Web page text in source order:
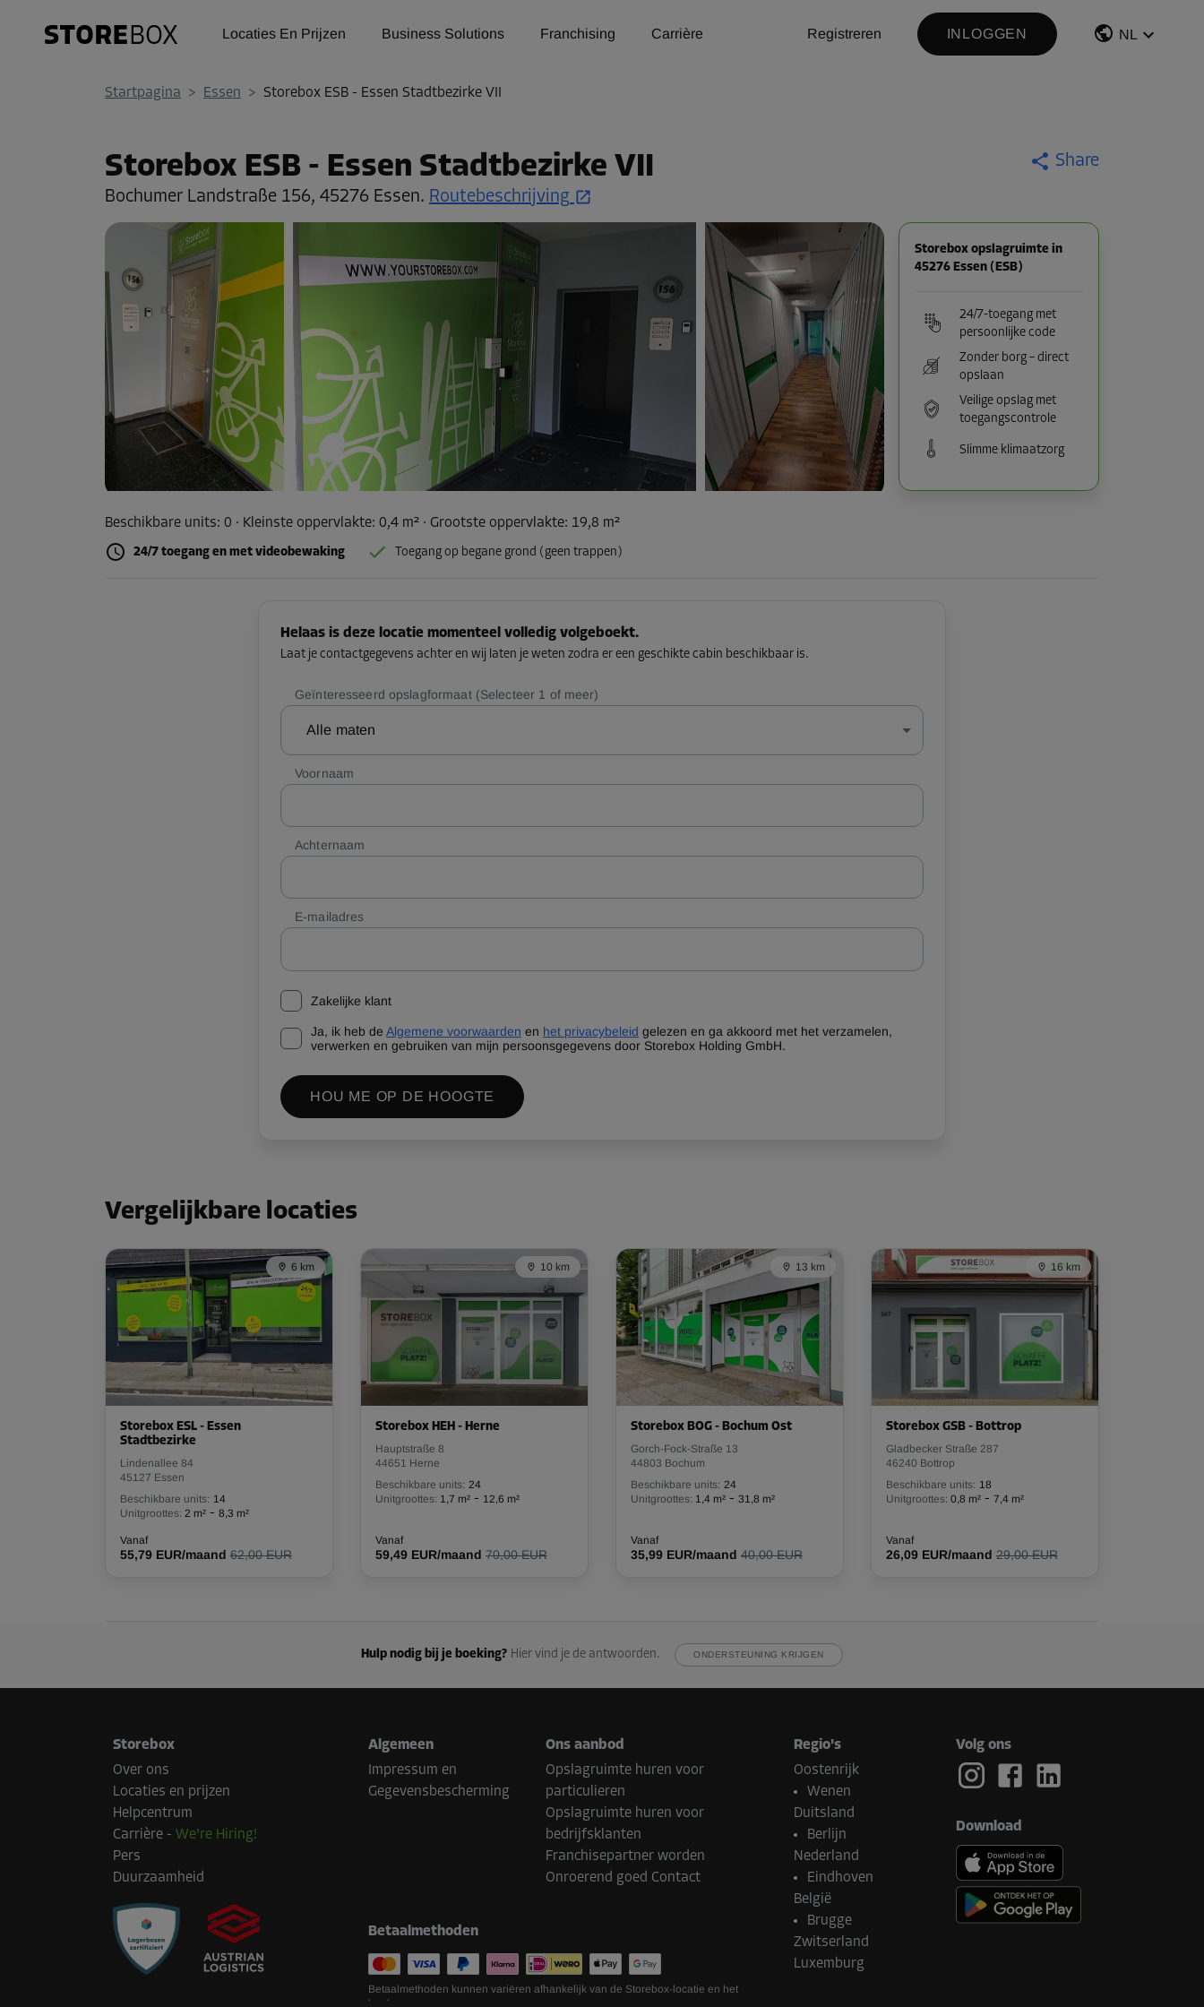
Locaties En Prijzen Business Solutions Franchising Carrière Registreren INLOGGEN NL
Startpagina > Essen > Storebox ESB - Essen Stadtbezirke VII
Storebox ESB - Essen Stadtbezirke VII
Bochumer Landstraße 156, 45276 Essen. Routebeschrijving
Share
Storebox opslagruimte in
45276 Essen (ESB)
24/7-toegang met
persoonlijke code
Zonder borg – direct
opslaan
Veilige opslag met
toegangscontrole
Slimme klimaatzorg
Beschikbare units: 0 · Kleinste oppervlakte: 0,4 m² · Grootste oppervlakte: 19,8 m²
24/7 toegang en met videobewaking Toegang op begane grond (geen trappen)
Helaas is deze locatie momenteel volledig volgeboekt.
Laat je contactgegevens achter en wij laten je weten zodra er een geschikte cabin beschikbaar is.
Geïnteresseerd opslagformaat (Selecteer 1 of meer)
Alle maten
Voornaam
Achternaam
E-mailadres
Zakelijke klant
Ja, ik heb de Algemene voorwaarden en het privacybeleid gelezen en ga akkoord met het verzamelen,
verwerken en gebruiken van mijn persoonsgegevens door Storebox Holding GmbH.
HOU ME OP DE HOOGTE
Vergelijkbare locaties
6 km
Storebox ESL - Essen
Stadtbezirke
Lindenallee 84
45127 Essen
Beschikbare units: 14
Unitgroottes: 2 m² - 8,3 m²
Vanaf
55,79 EUR/maand 62,00 EUR
10 km
Storebox HEH - Herne
Hauptstraße 8
44651 Herne
Beschikbare units: 24
Unitgroottes: 1,7 m² - 12,6 m²
Vanaf
59,49 EUR/maand 70,00 EUR
13 km
Storebox BOG - Bochum Ost
Gorch-Fock-Straße 13
44803 Bochum
Beschikbare units: 24
Unitgroottes: 1,4 m² - 31,8 m²
Vanaf
35,99 EUR/maand 40,00 EUR
16 km
Storebox GSB - Bottrop
Gladbecker Straße 287
46240 Bottrop
Beschikbare units: 18
Unitgroottes: 0,8 m² - 7,4 m²
Vanaf
26,09 EUR/maand 29,00 EUR
Hulp nodig bij je boeking? Hier vind je de antwoorden. ONDERSTEUNING KRIJGEN
Storebox
Over ons
Locaties en prijzen
Helpcentrum
Carrière - We're Hiring!
Pers
Duurzaamheid
Algemeen
Impressum en
Gegevensbescherming
Ons aanbod
Opslagruimte huren voor
particulieren
Opslagruimte huren voor
bedrijfsklanten
Franchisepartner worden
Onroerend goed Contact
Betaalmethoden
Betaalmethoden kunnen variëren afhankelijk van de Storebox-locatie en het
land.
Regio's
Oostenrijk
Wenen
Duitsland
Berlijn
Nederland
Eindhoven
België
Brugge
Zwitserland
Luxemburg
Volg ons
Download